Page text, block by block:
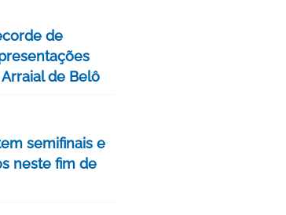
de
de Belô
semifinais e
neste fim de